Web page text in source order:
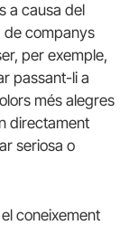
a causa del
de companys
per exemple,
passant-li a
més alegres
directament
seriosa o
coneixement